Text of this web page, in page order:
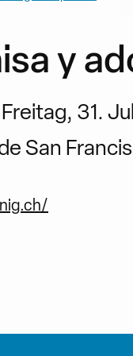
y
Freitag, 31.
San